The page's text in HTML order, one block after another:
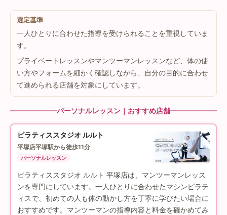
選定基準
一人ひとりに合わせた指導を受けられることを重視していま
す。
プライベートレッスンやマンツーマンレッスンなど、体の使
い方やフォームを細かく確認しながら、自分の目的に合わせ
て進められる店舗を対象にしています。
パーソナルレッスン｜おすすめ店舗
ピラティススタジオ ルルト
平塚店平塚駅から徒歩11分
パーソナルレッスン
ピラティススタジオ ルルト 平塚店は、マンツーマンレッス
ンを専門にしています。一人ひとりに合わせたマシンピラテ
ィスで、初めての人も体の動かし方を丁寧に学びたい場合に
おすすめです。マンツーマンの指導内容と料金を確かめてみ